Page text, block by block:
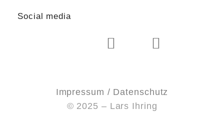
Social media
Impressum / Datenschutz
© 2025 – Lars Ihring